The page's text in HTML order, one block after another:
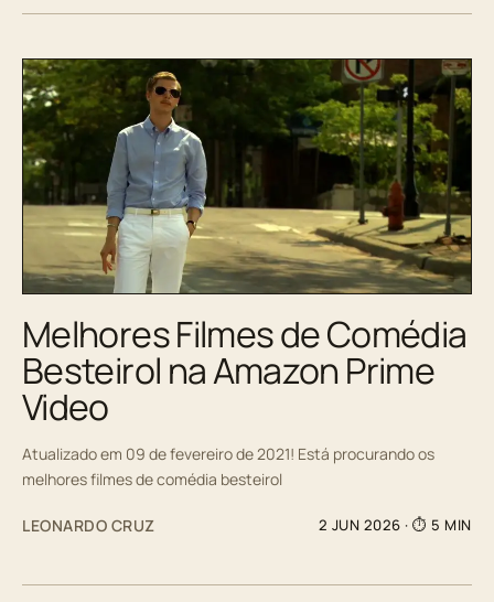
Melhores Filmes de Comédia
Besteirol na Amazon Prime
Video
Atualizado em 09 de fevereiro de 2021! Está procurando os
melhores filmes de comédia besteirol
LEONARDO CRUZ 2 JUN 2026 · ⏱ 5 MIN